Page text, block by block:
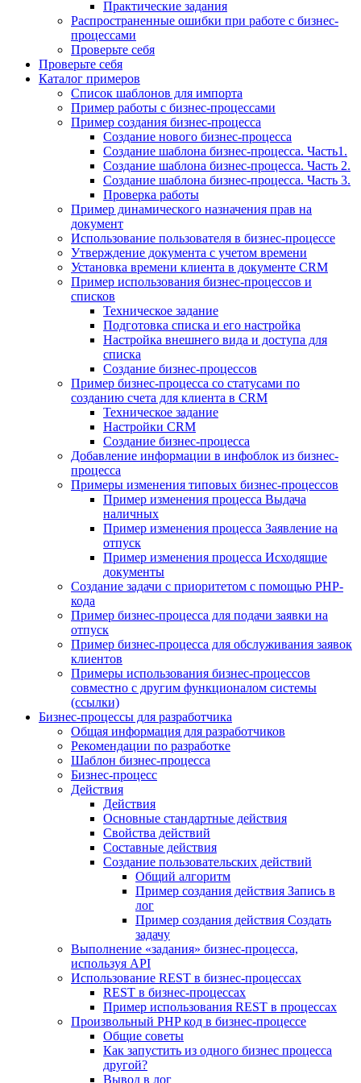
Практические задания
Распространенные ошибки при работе с бизнес-
процессами
Проверьте себя
Проверьте себя
Каталог примеров
Список шаблонов для импорта
Пример работы с бизнес-процессами
Пример создания бизнес-процесса
Создание нового бизнес-процесса
Создание шаблона бизнес-процесса. Часть1.
Создание шаблона бизнес-процесса. Часть 2.
Создание шаблона бизнес-процесса. Часть 3.
Проверка работы
Пример динамического назначения прав на
документ
Использование пользователя в бизнес-процессе
Утверждение документа с учетом времени
Установка времени клиента в документе CRM
Пример использования бизнес-процессов и
списков
Техническое задание
Подготовка списка и его настройка
Настройка внешнего вида и доступа для
списка
Создание бизнес-процессов
Пример бизнес-процесса со статусами по
созданию счета для клиента в CRM
Техническое задание
Настройки CRM
Создание бизнес-процесса
Добавление информации в инфоблок из бизнес-
процесса
Примеры изменения типовых бизнес-процессов
Пример изменения процесса Выдача
наличных
Пример изменения процесса Заявление на
отпуск
Пример изменения процесса Исходящие
документы
Создание задачи с приоритетом с помощью PHP-
кода
Пример бизнес-процесса для подачи заявки на
отпуск
Пример бизнес-процесса для обслуживания заявок
клиентов
Примеры использования бизнес-процессов
совместно с другим функционалом системы
(ссылки)
Бизнес-процессы для разработчика
Общая информация для разработчиков
Рекомендации по разработке
Шаблон бизнес-процесса
Бизнес-процесс
Действия
Действия
Основные стандартные действия
Свойства действий
Составные действия
Создание пользовательских действий
Общий алгоритм
Пример создания действия Запись в
лог
Пример создания действия Создать
задачу
Выполнение «задания» бизнес-процесса,
используя API
Использование REST в бизнес-процессах
REST в бизнес-процессах
Пример использования REST в процессах
Произвольный PHP код в бизнес-процессе
Общие советы
Как запустить из одного бизнес процесса
другой?
Вывод в лог